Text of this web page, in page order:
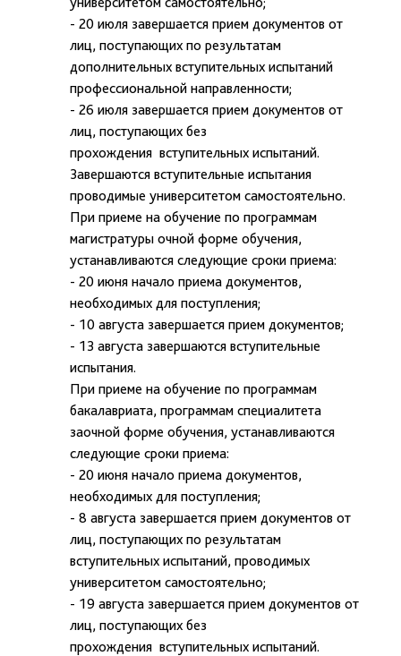
- 20 июля завершается прием документов от
лиц, поступающих по результатам
дополнительных вступительных испытаний
профессиональной направленности;
- 26 июля завершается прием документов от
лиц, поступающих без
прохождения вступительных испытаний.
Завершаются вступительные испытания
проводимые университетом самостоятельно.
При приеме на обучение по программам
магистратуры очной форме обучения,
устанавливаются следующие сроки приема:
- 20 июня начало приема документов,
необходимых для поступления;
- 10 августа завершается прием документов;
- 13 августа завершаются вступительные
испытания.
При приеме на обучение по программам
бакалавриата, программам специалитета
заочной форме обучения, устанавливаются
следующие сроки приема:
- 20 июня начало приема документов,
необходимых для поступления;
- 8 августа завершается прием документов от
лиц, поступающих по результатам
вступительных испытаний, проводимых
университетом самостоятельно;
- 19 августа завершается прием документов от
лиц, поступающих без
прохождения вступительных испытаний.